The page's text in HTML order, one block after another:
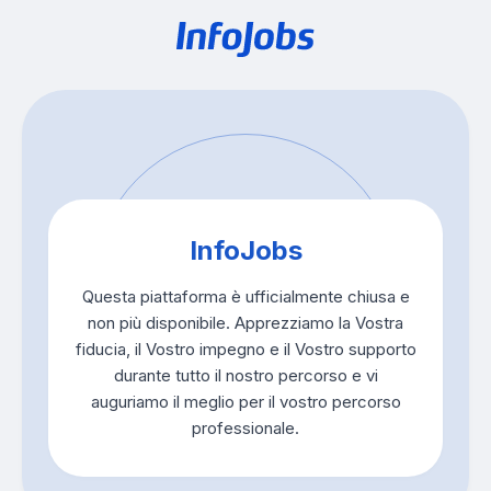
InfoJobs
Questa piattaforma è ufficialmente chiusa e
non più disponibile. Apprezziamo la Vostra
fiducia, il Vostro impegno e il Vostro supporto
durante tutto il nostro percorso e vi
auguriamo il meglio per il vostro percorso
professionale.